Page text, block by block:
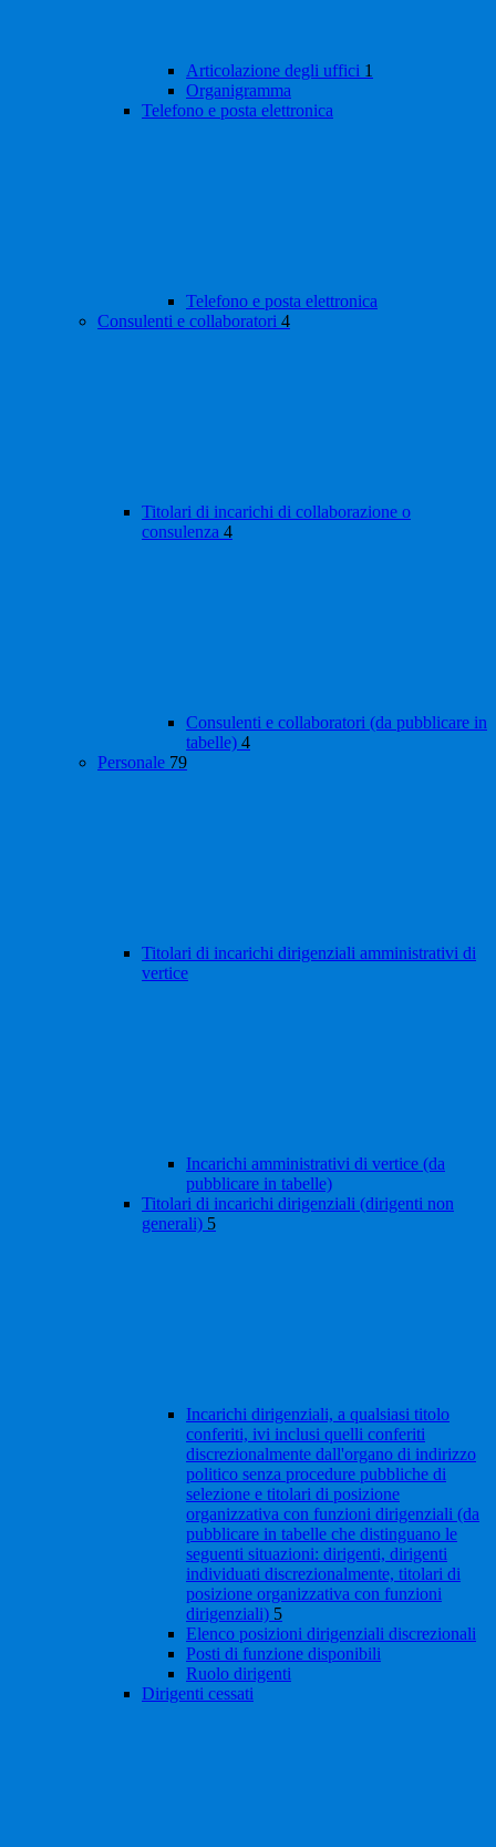
Articolazione degli uffici 1
Organigramma
Telefono e posta elettronica
Telefono e posta elettronica
Consulenti e collaboratori 4
Titolari di incarichi di collaborazione o
consulenza 4
Consulenti e collaboratori (da pubblicare in
tabelle) 4
Personale 79
Titolari di incarichi dirigenziali amministrativi di
vertice
Incarichi amministrativi di vertice (da
pubblicare in tabelle)
Titolari di incarichi dirigenziali (dirigenti non
generali) 5
Incarichi dirigenziali, a qualsiasi titolo
conferiti, ivi inclusi quelli conferiti
discrezionalmente dall'organo di indirizzo
politico senza procedure pubbliche di
selezione e titolari di posizione
organizzativa con funzioni dirigenziali (da
pubblicare in tabelle che distinguano le
seguenti situazioni: dirigenti, dirigenti
individuati discrezionalmente, titolari di
posizione organizzativa con funzioni
dirigenziali) 5
Elenco posizioni dirigenziali discrezionali
Posti di funzione disponibili
Ruolo dirigenti
Dirigenti cessati